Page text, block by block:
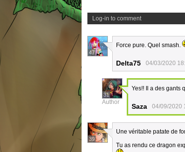
Log-in to comment
47
Force pure. Quel smash.
Delta75 04/03/2020
31
Author
Yes!! Il a des gants
Saza 04/09/2020
39
Une véritable patate de
Tu as rendu ce dragon